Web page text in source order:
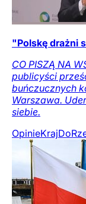
"Polskę drażni
CO PISZĄ NA
publicyści
buńczucznych
Warszawa.
siebie.
OpinieKraj